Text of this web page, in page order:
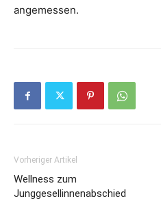
angemessen.
Vorheriger Artikel
Wellness zum
Junggesellinnenabschied